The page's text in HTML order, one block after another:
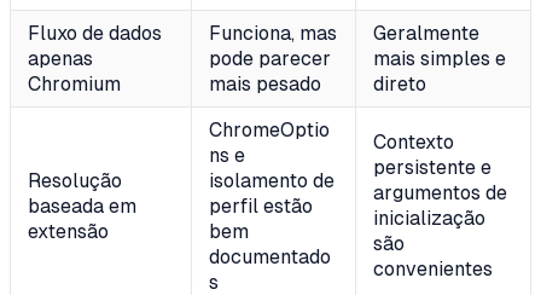
Fluxo de dados
apenas
Chromium
Funciona, mas
pode parecer
mais pesado
Geralmente
mais simples e
direto
Resolução
baseada em
extensão
ChromeOptio
ns e
isolamento de
perfil estão
bem
documentado
s
Contexto
persistente e
argumentos de
inicialização
são
convenientes